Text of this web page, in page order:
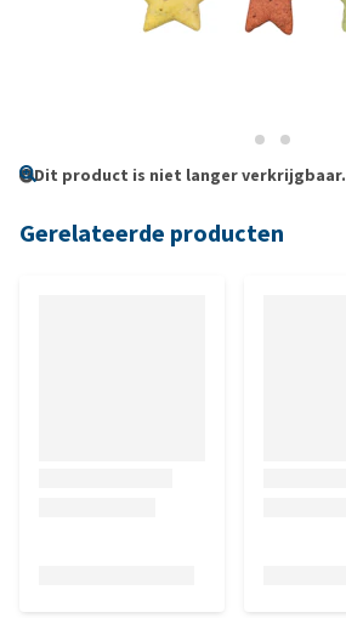
Dit product is niet langer verkrijgbaar.
Gerelateerde producten